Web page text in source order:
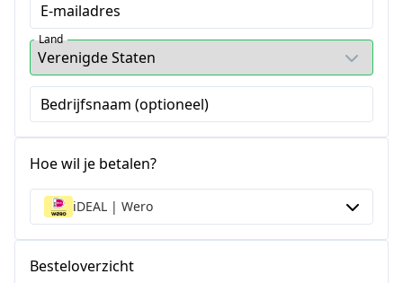
E-mailadres
Land
Bedrijfsnaam (optioneel)
Hoe wil je betalen?
iDEAL | Wero
Besteloverzicht